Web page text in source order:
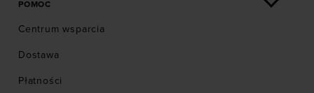
POMOC
Centrum wsparcia
Dostawa
Płatności